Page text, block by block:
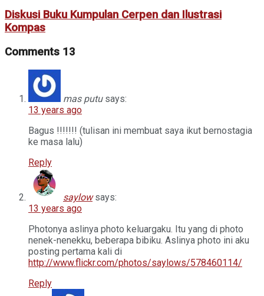
Diskusi Buku Kumpulan Cerpen dan Ilustrasi
Kompas
Comments 13
mas putu says:
13 years ago
Bagus !!!!!!! (tulisan ini membuat saya ikut bernostagia
ke masa lalu)
Reply
saylow says:
13 years ago
Photonya aslinya photo keluargaku. Itu yang di photo
nenek-nenekku, beberapa bibiku. Aslinya photo ini aku
posting pertama kali di
http://www.flickr.com/photos/saylows/578460114/
Reply